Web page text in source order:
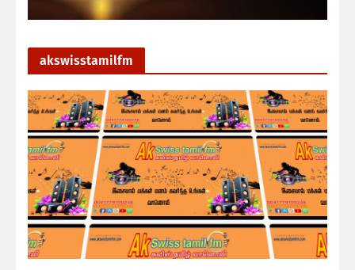
akswisstamilfm